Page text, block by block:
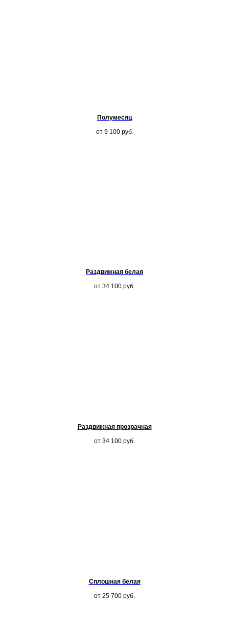
Полумесяц
от 9 100 руб.
Раздвижная белая
от 34 100 руб.
Раздвижная прозрачная
от 34 100 руб.
Сплошная белая
от 25 700 руб.